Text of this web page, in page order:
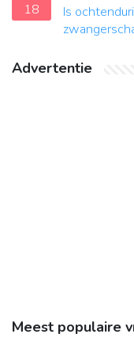
18
Is
Advertentie
Meest populaire